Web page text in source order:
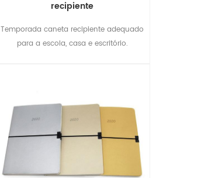
recipiente
Temporada caneta recipiente adequado
para a escola, casa e escritório.